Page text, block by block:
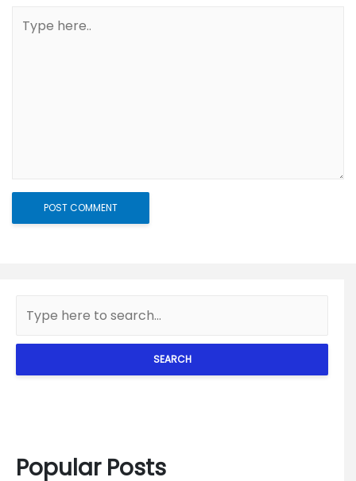
SEARCH
Popular Posts